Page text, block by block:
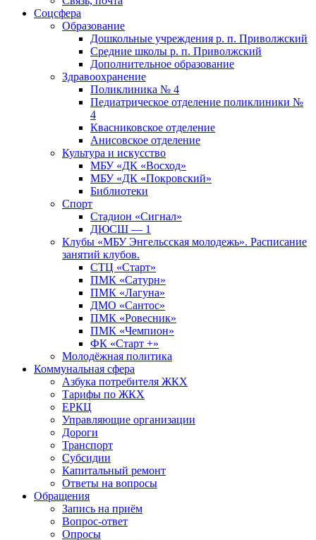
Соцсфера
Образование
Дошкольные учреждения р. п. Приволжский
Средние школы р. п. Приволжский
Дополнительное образование
Здравоохранение
Поликлиника № 4
Педиатрическое отделение поликлиники №
4
Квасниковское отделение
Анисовское отделение
Культура и искусство
МБУ «ДК «Восход»
МБУ «ДК «Покровский»
Библиотеки
Спорт
Стадион «Сигнал»
ДЮСШ — 1
Клубы «МБУ Энгельсская молодежь». Расписание
занятий клубов.
СТЦ «Старт»
ПМК «Сатурн»
ПМК «Лагуна»
ДМО «Сантос»
ПМК «Ровесник»
ПМК «Чемпион»
ФК «Старт +»
Молодёжная политика
Коммунальная сфера
Азбука потребителя ЖКХ
Тарифы по ЖКХ
ЕРКЦ
Управляющие организации
Дороги
Транспорт
Субсидии
Капитальный ремонт
Ответы на вопросы
Обращения
Запись на приём
Вопрос-ответ
Опросы